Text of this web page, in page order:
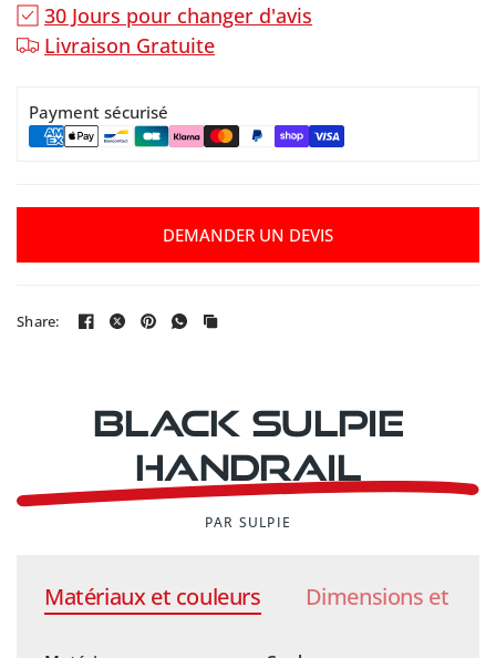
30 Jours pour changer d'avis
Livraison Gratuite
Payment sécurisé
DEMANDER UN DEVIS
Share:
Black Sulpie
handrail
PAR SULPIE
Matériaux et couleurs Dimensions et